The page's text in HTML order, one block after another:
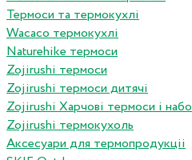
Термоси та термокухлі
Wacaco термокухлі
Naturehike термоси
Zojirushi термоси
Zojirushi термоси дитячі
Zojirushi Харчові термоси і
Zojirushi термокухоль
Аксесуари для термопродукціі